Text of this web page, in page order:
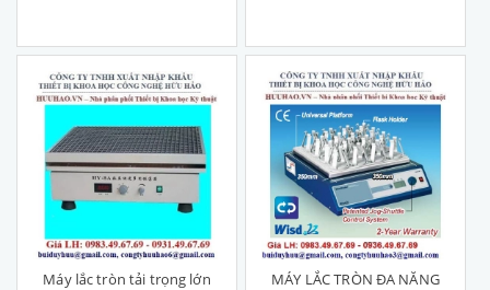
Máy lắc tròn tải trọng lớn
MÁY LẮC TRÒN ĐA NĂNG